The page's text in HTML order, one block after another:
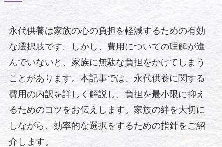
永代供養は家族の心の負担を軽減するための有効
な選択肢です。しかし、費用についての理解が進
んでいないと、家族に無駄な負担をかけてしまう
ことがあります。本記事では、永代供養に関する
費用の内訳を詳しく解説し、負担を最小限に抑え
るためのコツをお伝えします。家族の絆を大切に
しながら、効率的な選択をするための指針をご紹
介します。